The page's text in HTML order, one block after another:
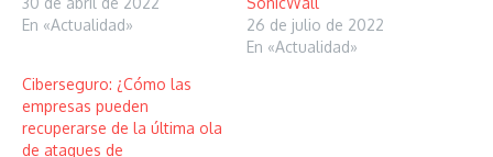
En «Actualidad»
26 de julio de 2022
En «Actualidad»
Ciberseguro: ¿Cómo las
empresas pueden
recuperarse de la última ola
de ataques de